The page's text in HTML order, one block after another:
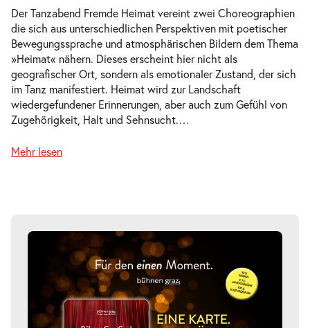
Fremde Heimat-
Sa.
06.03.2027
Sa. 06.03.2027
20:00–21:00 Uhr
Tickets
Fremde Heimat -
Fr.
12.03.2027
Fr. 12.03.2027
20:00–21:00 Uhr
Der Tanzabend Fremde Heimat vereint zwei Choreographien
die sich aus unterschiedlichen Perspektiven mit poetischer
Bewegungssprache und atmosphärischen Bildern dem Thema
»Heimat« nähern. Dieses erscheint hier nicht als
geografischer Ort, sondern als emotionaler Zustand, der sich
im Tanz manifestiert. Heimat wird zur Landschaft
wiedergefundener Erinnerungen, aber auch zum Gefühl von
Zugehörigkeit, Halt und Sehnsucht.…
Mehr lesen